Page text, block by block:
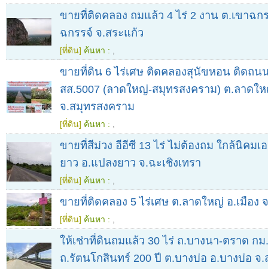
ขายที่ติดคลอง ถมแล้ว 4 ไร่ 2 งาน ต.เขาฉก
ฉกรรจ์ จ.สระแก้ว
[ที่ดิน] ค้นหา :
ขายที่ดิน 6 ไร่เศษ ติดคลองสุนัขหอน ติดถน
สส.5007 (ลาดใหญ่-สมุทรสงคราม) ต.ลาดใ
จ.สมุทรสงคราม
[ที่ดิน] ค้นหา :
ขายที่สีม่วง อีอีซี 13 ไร่ ไม่ต้องถม ใกล้นิคมเ
ยาว อ.แปลงยาว จ.ฉะเชิงเทรา
[ที่ดิน] ค้นหา :
ขายที่ติดคลอง 5 ไร่เศษ ต.ลาดใหญ่ อ.เมือง
[ที่ดิน] ค้นหา :
ให้เช่าที่ดินถมแล้ว 30 ไร่ ถ.บางนา-ตราด กม
ถ.รัตนโกสินทร์ 200 ปี ต.บางบ่อ อ.บางบ่อ จ.